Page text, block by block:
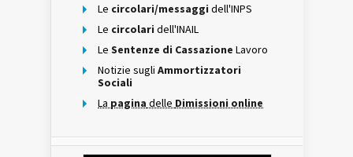
Le circolari/messaggi dell'INPS
Le circolari dell'INAIL
Le Sentenze di Cassazione Lavoro
Notizie sugli Ammortizzatori
Sociali
La pagina delle Dimissioni online